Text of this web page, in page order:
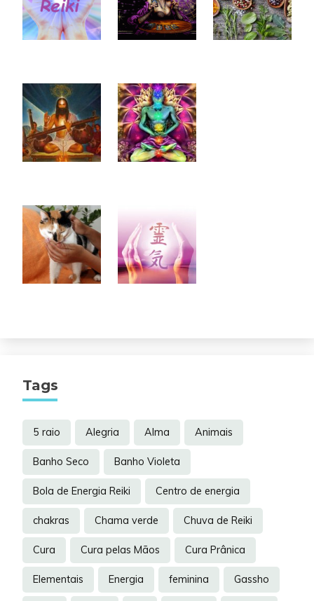
Tags
5 raio Alegria Alma Animais
Banho Seco Banho Violeta
Bola de Energia Reiki Centro de energia
chakras Chama verde Chuva de Reiki
Cura Cura pelas Mãos Cura Prânica
Elementais Energia feminina Gassho